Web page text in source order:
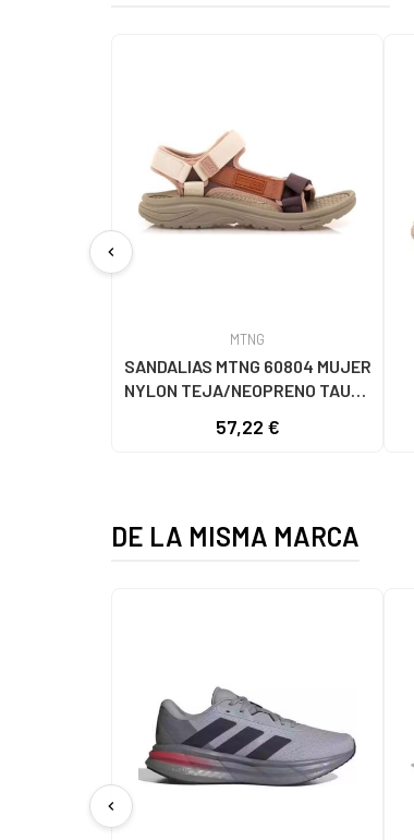
chevron_left
MTNG
SANDALIAS MTNG 60804 MUJER
NYLON TEJA/NEOPRENO TAUPE
NEOPRENE TAUPE
57,22 €
DE LA MISMA MARCA
chevron_left